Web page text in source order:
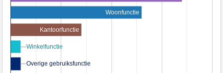
Woonfunctie
Kantoorfunctie
Winkelfunctie
Winkelfunctie
Overige gebruiksfunctie
Overige gebruiksfunctie